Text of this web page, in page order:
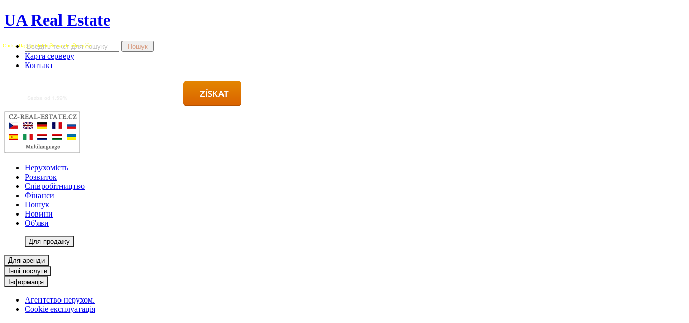
UA Real Estate
Карта серверу
Контакт
Click a flag up / Klikněte na vlaječku výše
Нерухомість
Розвиток
Співробітництво
Фінанси
Пошук
Новини
Об'яви
Агентство нерухом.
Cookie експлуатація